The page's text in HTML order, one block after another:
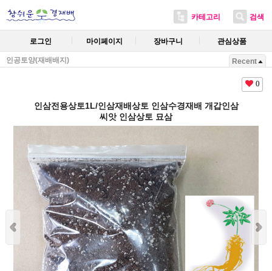
카테고리 검색
로그인 마이페이지 장바구니 관심상품
인공토양(재배배지) Recent
0
인삼전용상토1L/인삼재배상토 인삼수경재배 개갑인삼
씨앗 인삼상토 묘삼